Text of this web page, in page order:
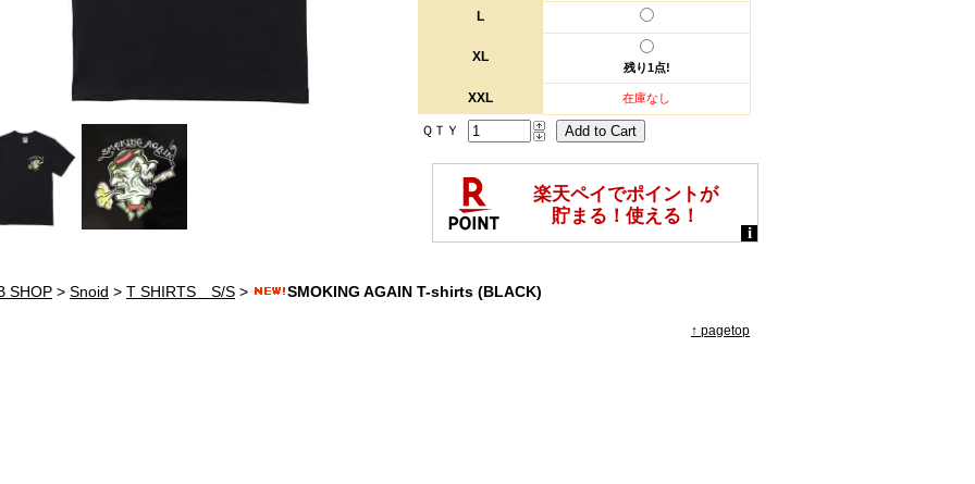
L
XL
残り1点!
XXL 在庫なし
ＱＴＹ
SHOP > Snoid > T SHIRTS S/S > SMOKING AGAIN T-shirts (BLACK)
↑ pagetop